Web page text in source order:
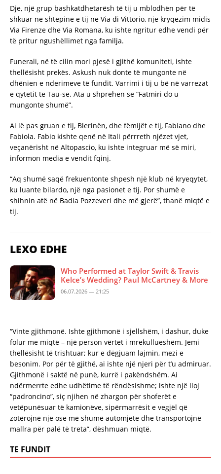
Dje, një grup bashkatdhetarësh të tij u mblodhën për të
shkuar në shtëpinë e tij në Via di Vittorio, një kryqëzim midis
Via Firenze dhe Via Romana, ku ishte ngritur edhe vendi për
të pritur ngushëllimet nga familja.
Funerali, në të cilin mori pjesë i gjithë komuniteti, ishte
thellësisht prekës. Askush nuk donte të mungonte në
dhënien e nderimeve të fundit. Varrimi i tij u bë në varrezat
e qytetit të Tau-së. Ata u shprehën se “Fatmiri do u
mungonte shumë”.
Ai lë pas gruan e tij, Blerinën, dhe fëmijët e tij, Fabiano dhe
Fabiola. Fabio kishte qenë në Itali përrreth njëzet vjet,
veçanërisht në Altopascio, ku ishte integruar më së miri,
informon media e vendit fqinj.
“Aq shumë saqë frekuentonte shpesh një klub në kryeqytet,
ku luante bilardo, një nga pasionet e tij. Por shumë e
shihnin atë në Badia Pozzeveri dhe më gjerë”, thanë miqtë e
tij.
LEXO EDHE
Who Performed at Taylor Swift & Travis
Kelce’s Wedding? Paul McCartney & More
06.07.2026 — 21:25
“Vinte gjithmonë. Ishte gjithmonë i sjellshëm, i dashur, duke
folur me miqtë – një person vërtet i mrekullueshëm. Jemi
thellësisht të trishtuar; kur e dëgjuam lajmin, mezi e
besonim. Por për të gjithë, ai ishte një njeri për t’u admiruar.
Gjithmonë i saktë në punë, kurrë i pakëndshëm. Ai
ndërmerrte edhe udhëtime të rëndësishme; ishte një lloj
“padroncino”, siç njihen në zhargon për shoferët e
vetëpunësuar të kamionëve, sipërmarrësit e vegjël që
zotërojnë një ose më shumë automjete dhe transportojnë
mallra për palë të treta”, dëshmuan miqtë.
TE FUNDIT